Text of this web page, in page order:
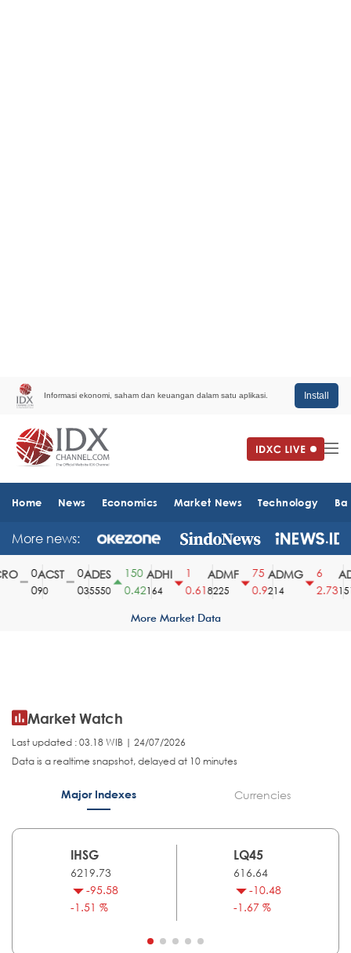
Informasi ekonomi, saham dan keuangan dalam satu aplikasi. Install
Home News Economics Market News Technology
More news:
ACST
90
ADES
35550
150
0.42
ADHI
164
0.61
ADMF
8225
75
0.9
ADMG
214
2.731510
More Market Data
Market Watch
Last updated : 03.18 WIB | 24/07/2026
Data is a realtime snapshot, delayed at 10 minutes
Major Indexes Currencies
IHSG
6219.73
-95.58
-1.51 %
LQ45
616.64
-10.48
-1.67 %